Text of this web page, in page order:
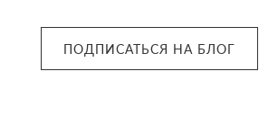
ПОДПИСАТЬСЯ НА БЛОГ